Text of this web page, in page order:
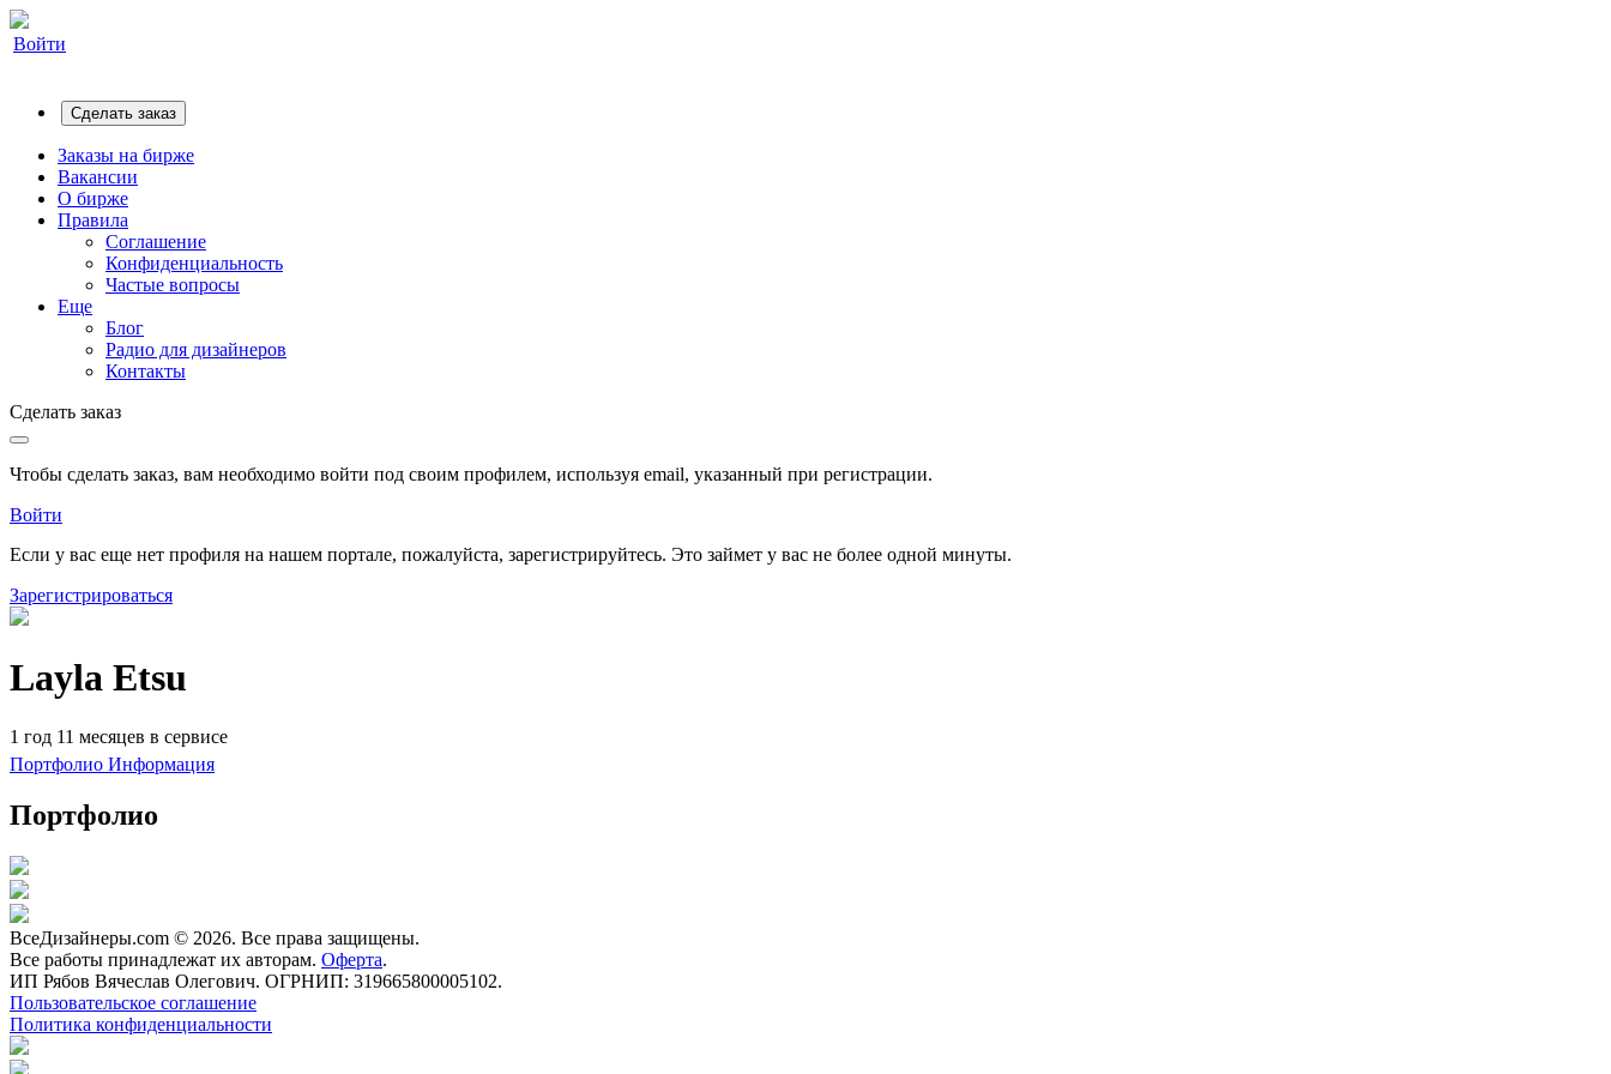
Войти
Сделать заказ
Заказы на бирже
Вакансии
О бирже
Правила
Соглашение
Конфиденциальность
Частые вопросы
Еще
Блог
Радио для дизайнеров
Контакты
Сделать заказ
Чтобы сделать заказ, вам необходимо войти под своим профилем, используя email, указанный при регистрации.
Войти
Если у вас еще нет профиля на нашем портале, пожалуйста, зарегистрируйтесь. Это займет у вас не более одной минуты.
Зарегистрироваться
Layla Etsu
1 год 11 месяцев в сервисе
Портфолио Информация
Портфолио
ВсеДизайнеры.com © 2026. Все права защищены.
Все работы принадлежат их авторам. Оферта.
ИП Рябов Вячеслав Олегович. ОГРНИП: 319665800005102.
Пользовательское соглашение
Политика конфиденциальности